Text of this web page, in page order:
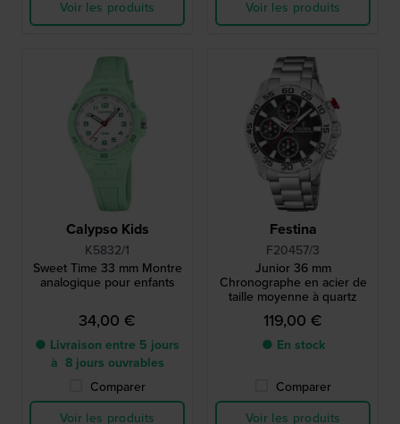
Voir les produits Voir les produits
Calypso Kids
K5832/1
Sweet Time 33 mm Montre
analogique pour enfants
34,00 €
● Livraison entre 5 jours
à 8 jours ouvrables
Comparer
Voir les produits
Festina
F20457/3
Junior 36 mm
Chronographe en acier de
taille moyenne à quartz
119,00 €
● En stock
Comparer
Voir les produits